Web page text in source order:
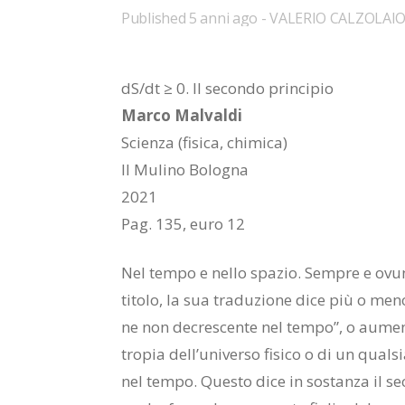
Published 5 anni ago VALERIO
dS/​dt ≥ 0. Il se­con­do prin­ci­pio
Mar­co Mal­val­di
Scien­za (fi­si­ca, chi­mi­ca)
Il Mu­li­no Bo­lo­gna
2021
Pag. 135, euro 12
Nel tem­po e nel­lo spa­zio. Sem­pre e
ti­to­lo, la sua tra­du­zio­ne dice più o
ne non de­cre­scen­te nel tem­po”, o
tro­pia del­l’u­ni­ver­so fi­si­co o di un
nel tem­po. Que­sto dice in so­stan­za il